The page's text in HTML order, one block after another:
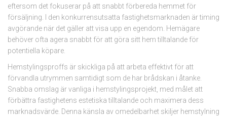
eftersom det fokuserar på att snabbt förbereda hemmet för
försäljning. I den konkurrensutsatta fastighetsmarknaden är timing
avgörande när det gäller att visa upp en egendom. Hemägare
behöver ofta agera snabbt för att göra sitt hem tilltalande för
potentiella köpare.
Hemstylingsproffs är skickliga på att arbeta effektivt för att
förvandla utrymmen samtidigt som de har brådskan i åtanke.
Snabba omslag är vanliga i hemstylingsprojekt, med målet att
förbättra fastighetens estetiska tilltalande och maximera dess
marknadsvärde. Denna känsla av omedelbarhet skiljer hemstylning